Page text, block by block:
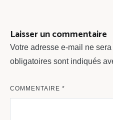
Laisser un commentaire
Votre adresse e-mail ne
obligatoires sont indiqués
COMMENTAIRE *